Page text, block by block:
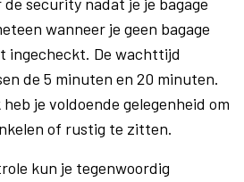
wanneer je geen bagage
ingecheckt. De wachttijd
de 5 minuten en 20 minuten.
je voldoende gelegenheid om
of rustig te zitten.
kun je tegenwoordig